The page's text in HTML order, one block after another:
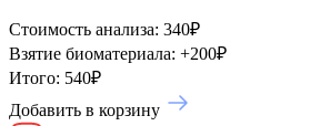
Стоимость анализа: 340₽
Взятие биоматериала: +200₽
Итого: 540₽
Добавить в корзину